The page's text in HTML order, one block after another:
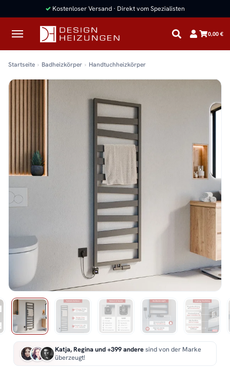
✓ Kostenloser Versand · Direkt vom Spezialisten
0,00 €
Startseite Badheizkörper Handtuchheizkörper
Katja, Regina und +399 anderesind von der Marke
überzeugt!